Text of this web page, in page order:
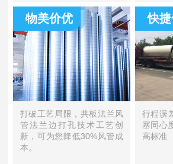
物美价优
打破工艺局限，共板法兰风
管法兰边打孔技术工艺创
新，可为您降低30%风管成
本。
快
行程误
塞同心
高标准